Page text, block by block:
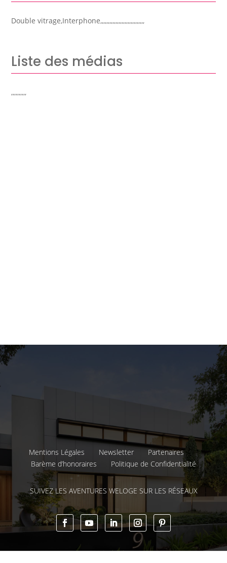
Double vitrage,Interphone,,,,,,,,,,,,,,,,,,,,,,,,,,,,,
Liste des médias
,,,,,,,,,,
Mentions Légales Newsletter
Partenaires
Barème d’honoraires
Politique de Confidentialité
SUIVEZ LES AVENTURES WELOGE SUR LES RÉSEAUX